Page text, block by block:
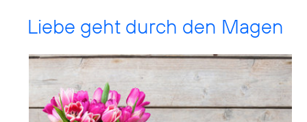
Liebe geht durch den Magen